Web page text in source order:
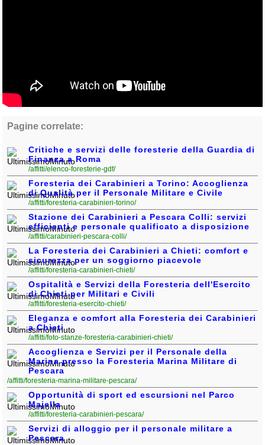
Pagine correlate:
Critiche e servizi delle foresterie della Guardia di
Finanza a Roma
/affitti/elenco-foresterie-gdf/
Foresteria dei Carabinieri a Torino: Accoglienza
di Qualità per il Personale Militare e Civile
/affitti/foresteria-carabinieri-torino/
Stazione dei Carabinieri a Pescara Colli: servizi
efficienti e personale qualificato a disposizione
/affitti/carabinieri-pescara-colli/
La Foresteria dei Carabinieri a Chieti: comfort e
sicurezza per un soggiorno piacevole
/affitti/foresteria-carabinieri-chieti/
Ospitalità e Servizi della Foresteria dell'Esercito
di Chieti per Militari e Civili
/affitti/foresteria-esercito-chieti/
Eleganza e comfort alla Foresteria dei Carabinieri
a Chieti
/affitti/foto-stanze-foresteria-carabinieri-chieti/
Accoglienza e Servizi per il Personale della
Marina presso la Foresteria Marina Militare di
Pescara
/affitti/foresteria-marina-militare-pescara/
Opportunità di sport ed escursioni nel Parco
Majella
/affitti/foresteria-carabinieri-pescara/
Servizi di alloggio per il personale militare a
Pescara